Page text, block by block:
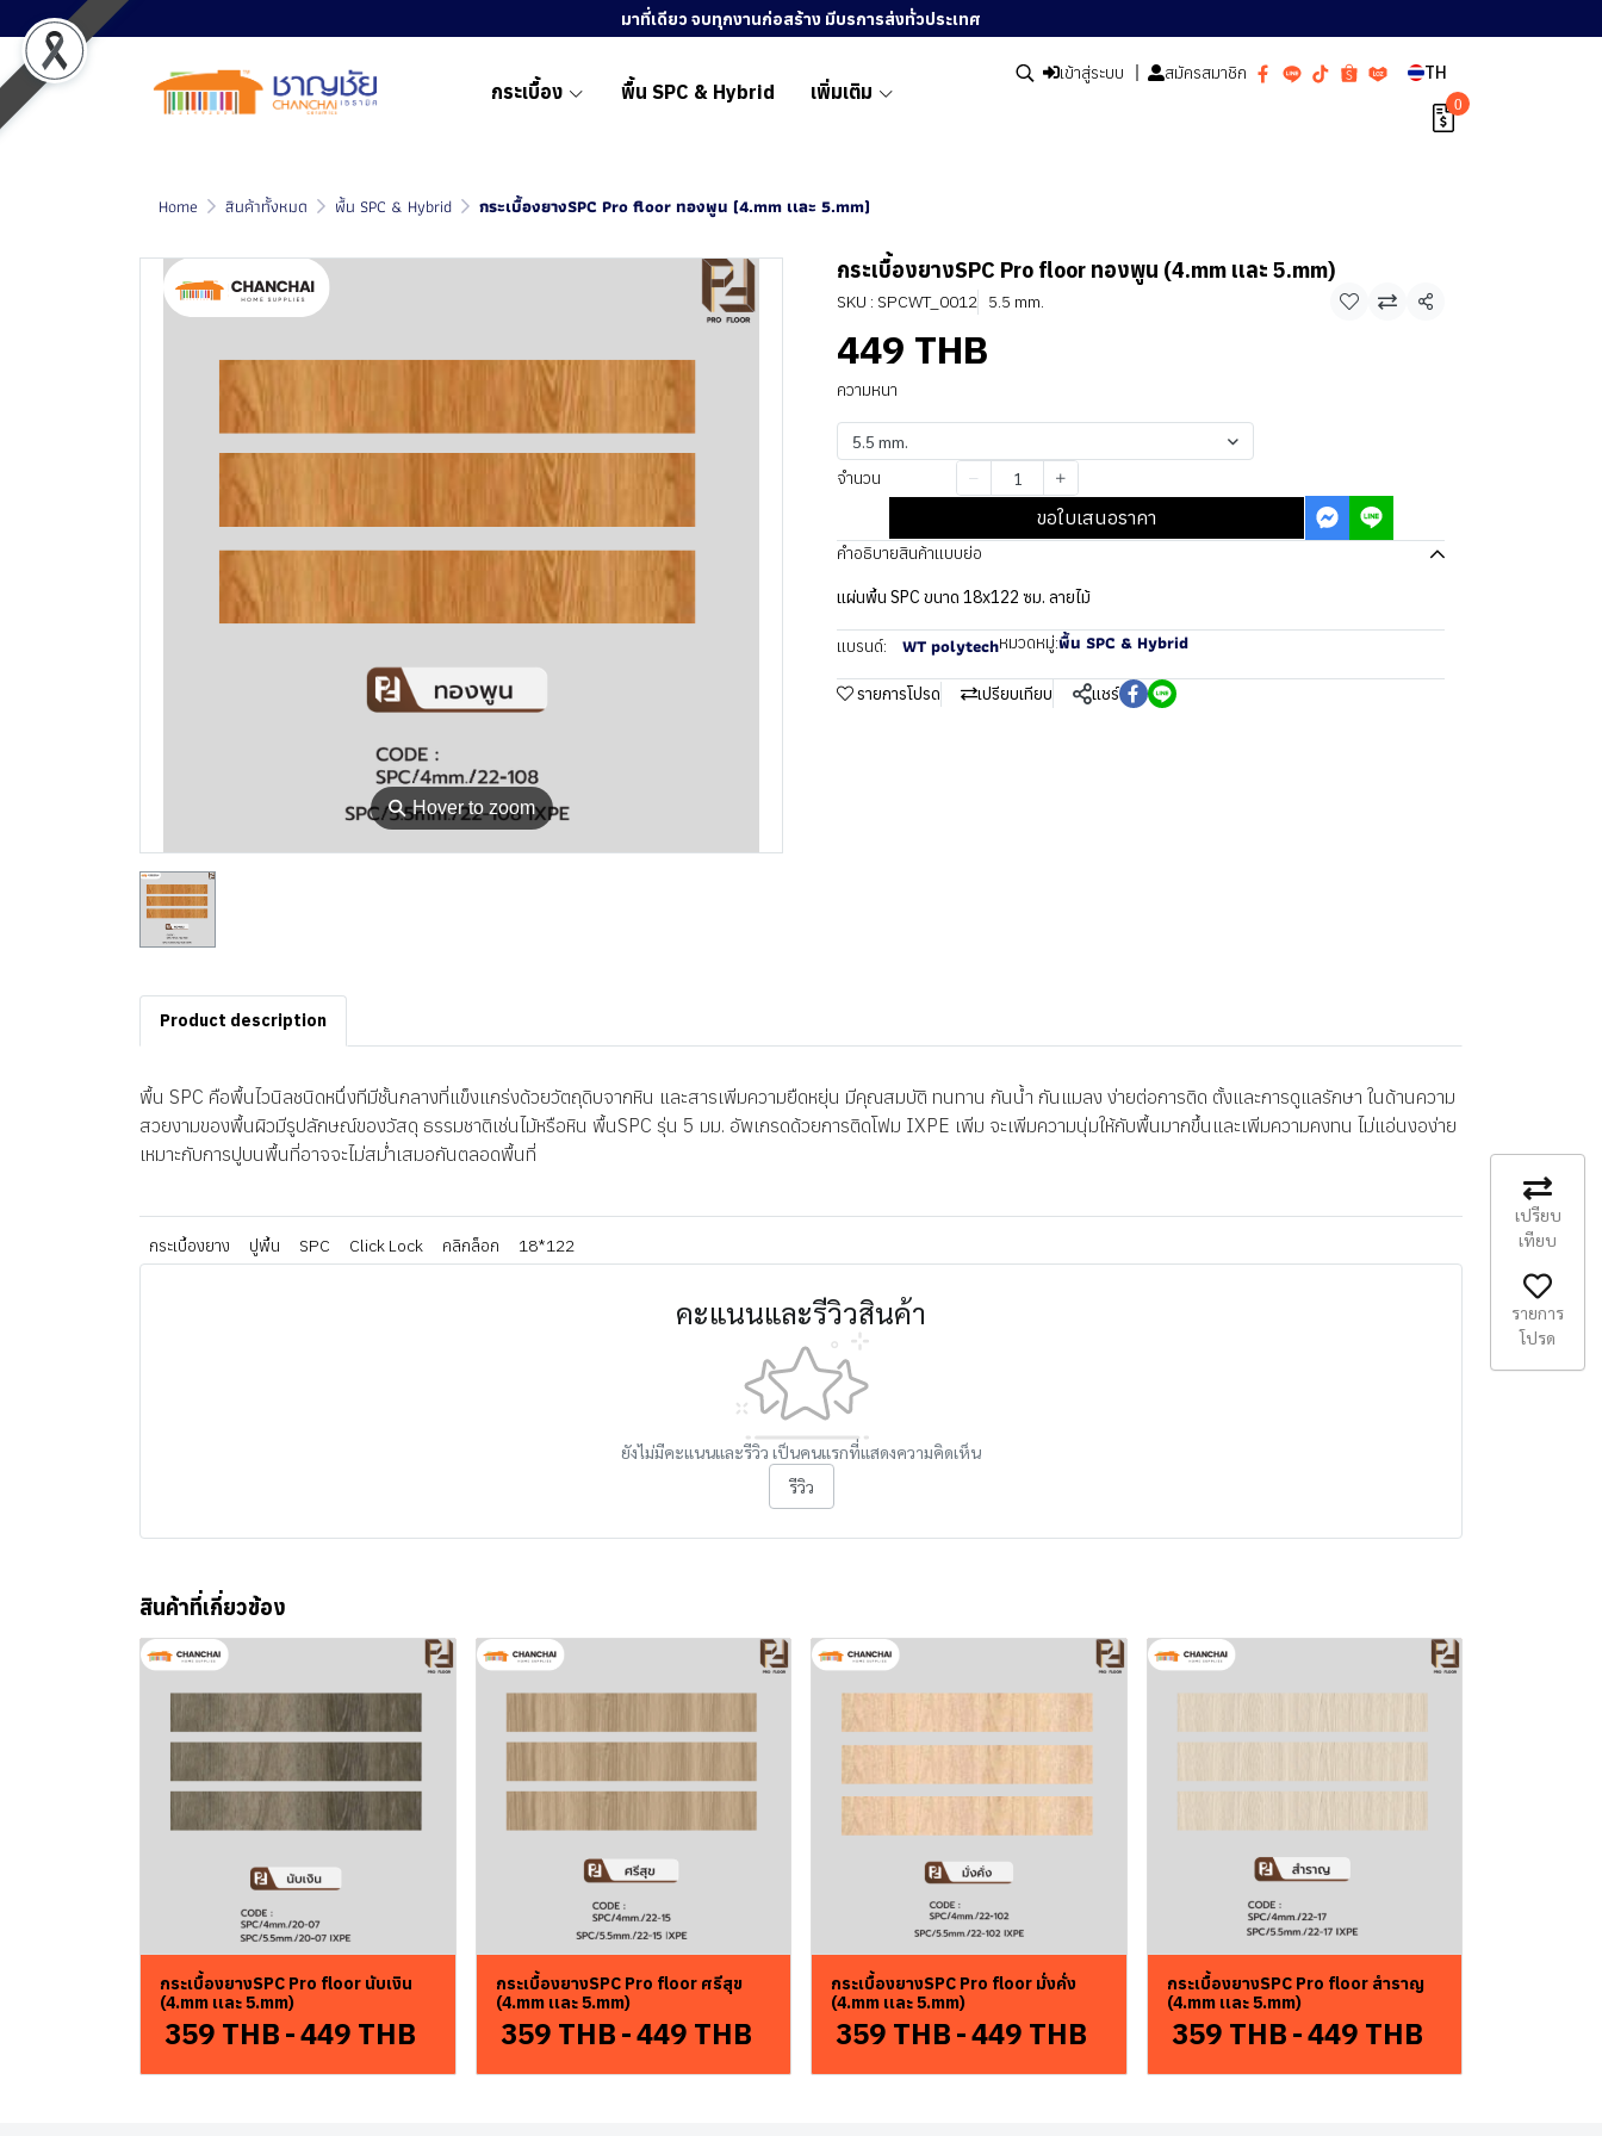
มาที่เดียว จบทุกงานก่อสร้าง มีบรการส่งทั่วประเทศ
กระเบื้อง พื้น SPC & Hybrid เพิ่มเติม
เข้าสู่ระบบ สมัครสมาชิก TH
0
Home สินค้าทั้งหมด พื้น SPC & Hybrid กระเบื้องยางSPC Pro floor ทองพูน (4.mm เเละ 5.mm)
⚲Hover to zoom
กระเบื้องยางSPC Pro floor ทองพูน (4.mm เเละ 5.mm)
SKU : SPCWT_0012 5.5 mm. แชร์
449 THB
ความหนา
5.5 mm.
จำนวน
ขอใบเสนอราคา
คำอธิบายสินค้าแบบย่อ
แผ่นพื้น SPC ขนาด 18x122 ซม. ลายไม้
แบรนด์: WT polytechหมวดหมู่:พื้น SPC & Hybrid
รายการโปรด เปรียบเทียบ แชร์
Product description
พื้น SPC คือพื้นไวนิลชนิดหนึ่งทีมีชั้นกลางที่แข็งแกร่งด้วยวัตถุดิบจากหิน และสารเพิ่มความยืดหยุ่น มีคุณสมบัติ ทนทาน กันน้ำ กันแมลง ง่ายต่อการติด ตั้งและการดูแลรักษา ในด้านความ
สวยงามของพื้นผิวมีรูปลักษณ์ของวัสดุ ธรรมชาติเช่นไม้หรือหิน พื้นSPC รุ่น 5 มม. อัพเกรดด้วยการติดโฟม IXPE เพิ่ม จะเพิ่มความนุ่มให้กับพื้นมากขึ้นและเพิ่มความคงทน ไม่แอ่นงอง่าย
เหมาะกับการปูบนพื้นที่อาจจะไม่สม่ำเสมอกันตลอดพื้นที่
กระเบื้องยาง ปูพื้น SPC Click Lock คลิกล็อก 18*122
คะแนนและรีวิวสินค้า
ยังไม่มีคะแนนและรีวิว เป็นคนแรกที่แสดงความคิดเห็น
รีวิว
สินค้าที่เกี่ยวข้อง
กระเบื้องยางSPC Pro floor นับเงิน
(4.mm เเละ 5.mm)
359 THB-449 THB
กระเบื้องยางSPC Pro floor ศรีสุข
(4.mm เเละ 5.mm)
359 THB-449 THB
กระเบื้องยางSPC Pro floor มั่งคั่ง
(4.mm เเละ 5.mm)
359 THB-449 THB
กระเบื้องยางSPC Pro floor สำราญ
(4.mm เเละ 5.mm)
359 THB-449 THB
เปรียบ
เทียบ
รายการ
โปรด